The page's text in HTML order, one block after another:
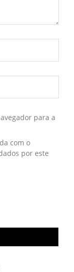
para a
com o
por este